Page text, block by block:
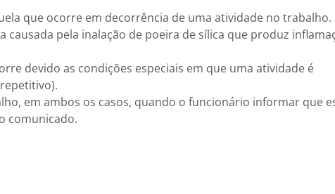
que ocorre em decorrência de uma atividade no trabalho.
pela inalação de poeira de sílica que produz
devido as condições especiais em que uma atividade é
em ambos os casos, quando o funcionário informar que
comunicado.